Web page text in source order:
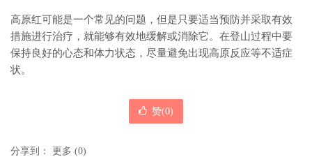
高原红可能是一个常见的问题，但是只要适当预防并采取有效
措施进行治疗，就能够有效地缓解或消除它。在登山过程中要
保持良好的心态和体力状态，尽量避免出现高原反应等不适症
状。
赞(0)
分享到： 更多 (0)